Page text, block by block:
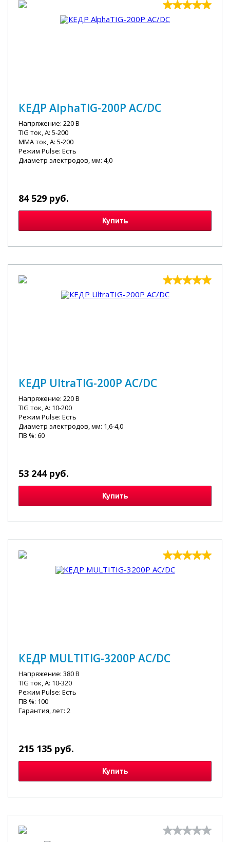
КЕДР AlphaTIG-200P AC/DC
Напряжение: 220 В
TIG ток, А: 5-200
MMA ток, А: 5-200
Режим Pulse: Есть
Диаметр электродов, мм: 4,0
84 529 руб.
Купить
КЕДР UltraTIG-200P AC/DC
Напряжение: 220 В
TIG ток, А: 10-200
Режим Pulse: Есть
Диаметр электродов, мм: 1,6-4,0
ПВ %: 60
53 244 руб.
Купить
КЕДР MULTITIG-3200P AC/DC
Напряжение: 380 В
TIG ток, А: 10-320
Режим Pulse: Есть
ПВ %: 100
Гарантия, лет: 2
215 135 руб.
Купить